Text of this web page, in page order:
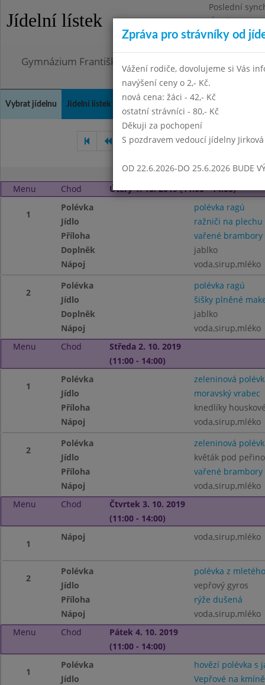
Jídelní lístek
Poslední
Úterý
Omezení
Gymnázium Františka Palackého, Neratovice,
Vybrat jídelnu Jídelní lístek
Srpen 2019 Září 2019
Menu Chod Úterý 1. 10. 2019 (11:00 - 14:00)
1
Polévka
polévka ragú
Jídlo
ražniči na plechu
Příloha
vařené brambory
Doplněk
jablko
Nápoj
voda,sirup,mléko
2
Polévka
polévka ragú
Jídlo
šišky plněné
Doplněk
jablko
Nápoj
voda,sirup,mléko
Menu
Chod
Středa 2. 10. 2019
(11:00 - 14:00)
1
Polévka
zeleninová
Jídlo
moravský vrabec
Příloha
knedlíky
Nápoj
voda,sirup,mléko
2
Polévka
zeleninová
Jídlo
květák pod
Příloha
vařené brambory
Nápoj
voda,sirup,mléko
Menu
Chod
Čtvrtek 3. 10. 2019
(11:00 - 14:00)
1
Nápoj voda,sirup,mléko
2
Polévka
polévka z
Jídlo
vepřový gyros
Příloha
rýže dušená
Nápoj
voda,sirup,mléko
Menu
Chod
Pátek 4. 10. 2019
(11:00 - 14:00)
1
Polévka
hovězí polévka s
Jídlo
Vepřové na kmíně
Zpráva pro strávníky od
Vážení rodiče, dovolujeme si Vás
navýšení ceny o 2,- Kč.
nová cena: žáci - 42,- Kč
ostatní strávníci - 80,- Kč
Děkuji za pochopení
S pozdravem vedoucí jídelny Jirková
OD 22.6.2026-DO 25.6.2026 BUDE